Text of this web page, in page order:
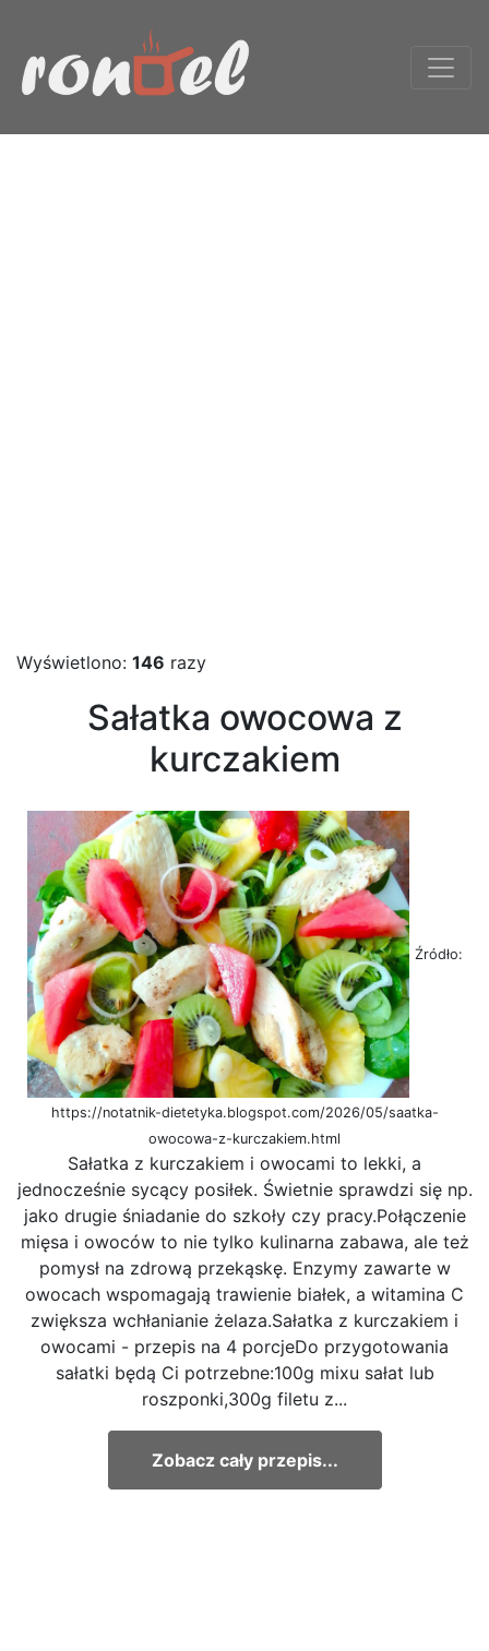
Wyświetlono: 146 razy
Sałatka owocowa z
kurczakiem
Źródło:
https://notatnik-dietetyka.blogspot.com/2026/05/saatka-
owocowa-z-kurczakiem.html
Sałatka z kurczakiem i owocami to lekki, a
jednocześnie sycący posiłek. Świetnie sprawdzi się np.
jako drugie śniadanie do szkoły czy pracy.Połączenie
mięsa i owoców to nie tylko kulinarna zabawa, ale też
pomysł na zdrową przekąskę. Enzymy zawarte w
owocach wspomagają trawienie białek, a witamina C
zwiększa wchłanianie żelaza.Sałatka z kurczakiem i
owocami - przepis na 4 porcjeDo przygotowania
sałatki będą Ci potrzebne:100g mixu sałat lub
roszponki,300g filetu z...
Zobacz cały przepis...